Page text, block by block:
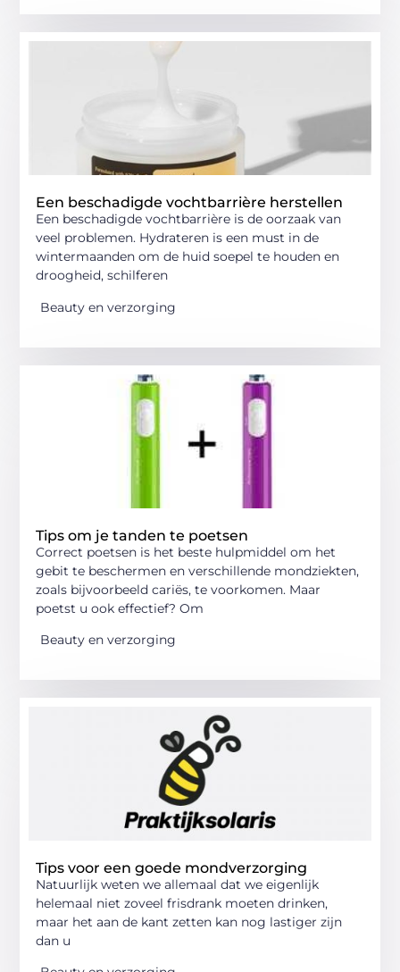
Een beschadigde vochtbarrière herstellen
Een beschadigde vochtbarrière is de oorzaak van
veel problemen. Hydrateren is een must in de
wintermaanden om de huid soepel te houden en
droogheid, schilferen
Beauty en verzorging
Tips om je tanden te poetsen
Correct poetsen is het beste hulpmiddel om het
gebit te beschermen en verschillende mondziekten,
zoals bijvoorbeeld cariës, te voorkomen. Maar
poetst u ook effectief? Om
Beauty en verzorging
Tips voor een goede mondverzorging
Natuurlijk weten we allemaal dat we eigenlijk
helemaal niet zoveel frisdrank moeten drinken,
maar het aan de kant zetten kan nog lastiger zijn
dan u